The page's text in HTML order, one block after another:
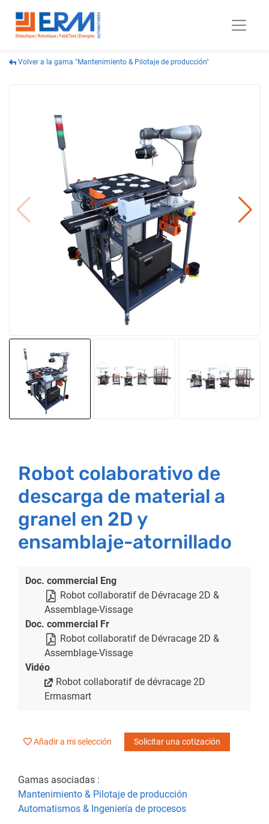
Volver a la gama "Mantenimiento & Pilotaje de producción"
Robot colaborativo de
descarga de material a
granel en 2D y
ensamblaje-atornillado
Doc. commercial Eng
Robot collaboratif de Dévracage 2D &
Assemblage-Vissage
Doc. commercial Fr
Robot collaboratif de Dévracage 2D &
Assemblage-Vissage
Vidéo
Robot collaboratif de dévracage 2D
Ermasmart
Añadir a mi selección Solicitar una cotización
Gamas asociadas :
Mantenimiento & Pilotaje de producción
Automatismos & Ingeniería de procesos